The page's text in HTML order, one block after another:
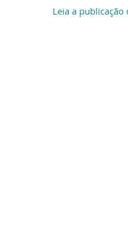
Leia a publicação